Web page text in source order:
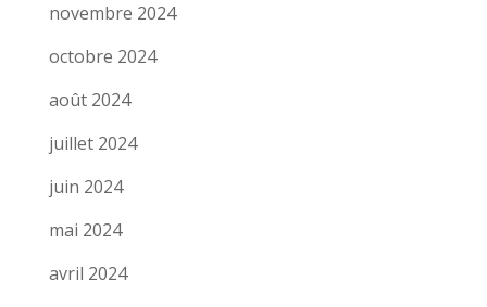
novembre 2024
octobre 2024
août 2024
juillet 2024
juin 2024
mai 2024
avril 2024